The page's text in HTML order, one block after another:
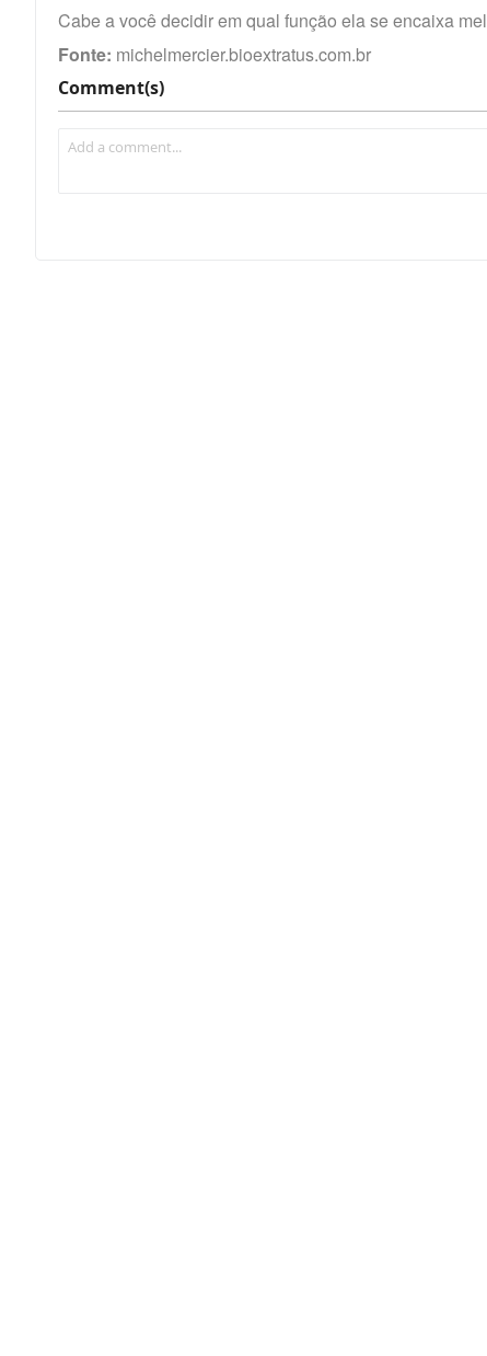
Cabe a você decidir em qual função ela se encaixa
Fonte: michelmercier.bioextratus.com.br
Comment(s)